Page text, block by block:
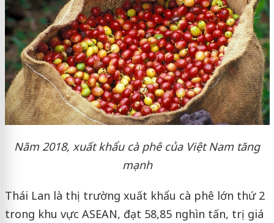
Năm 2018, xuất khẩu cà phê của Việt Nam tăng
mạnh
Thái Lan là thị trường xuất khẩu cà phê lớn thứ 2
trong khu vực ASEAN, đạt 58,85 nghìn tấn, trị giá